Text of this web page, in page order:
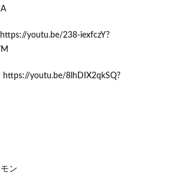
youtu.be/238-iexfczY?
https://youtu.be/8lhDIX2qkSQ?
ン